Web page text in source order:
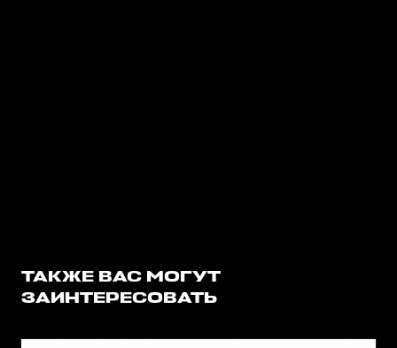
ТАКЖЕ ВАС МОГУТ
ЗАИНТЕРЕСОВАТЬ